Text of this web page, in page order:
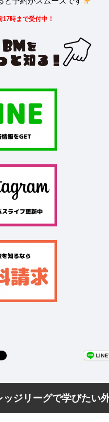
時まで受付中！
ッジリーグで学びたい